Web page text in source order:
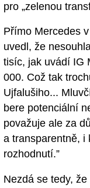
pro „zelenou
Přímo Mercedes
uvedl, že
tisíc, jak uvádí IG
000. Což tak
Ujfalušiho...
bere potenciální
považuje ale za
a transparentně, i
rozhodnutí.”
Nezdá se tedy,